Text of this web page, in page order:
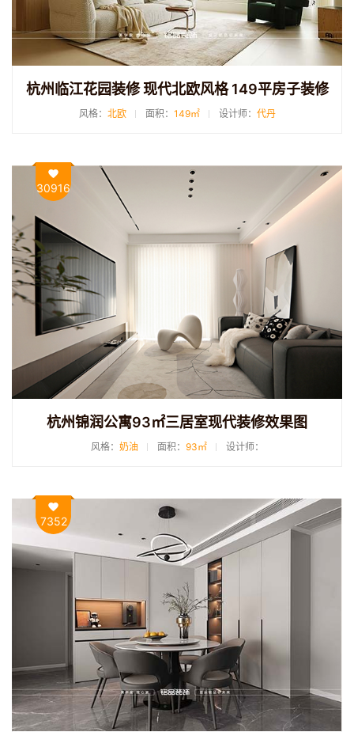
杭州临江花园装修 现代北欧风格 149平房子装修
风格： 北欧 面积： 149㎡ 设计师： 代丹
30916
杭州锦润公寓93㎡三居室现代装修效果图
风格： 奶油 面积： 93㎡ 设计师：
7352